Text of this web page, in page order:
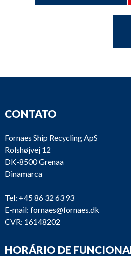
CONTATO
Fornaes Ship Recycling ApS
Rolshøjvej 12
DK-8500 Grenaa
Dinamarca
Tel: +45 86 32 63 93
E-mail: fornaes@fornaes.dk
CVR: 16148202
HORÁRIO DE